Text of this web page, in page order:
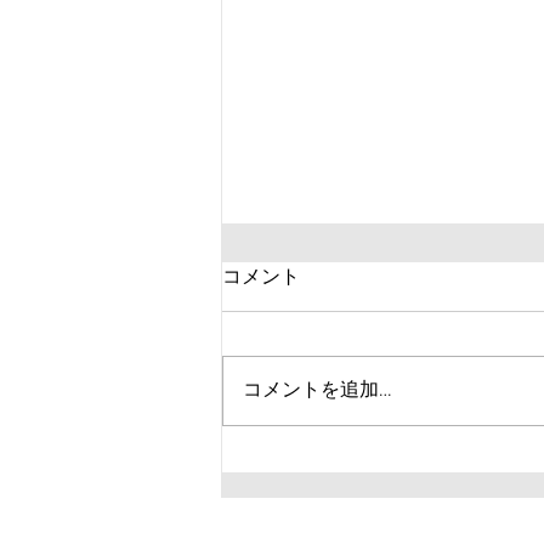
【競技者必見！】試合前の調
整練習について
コメント
コメントを追加…